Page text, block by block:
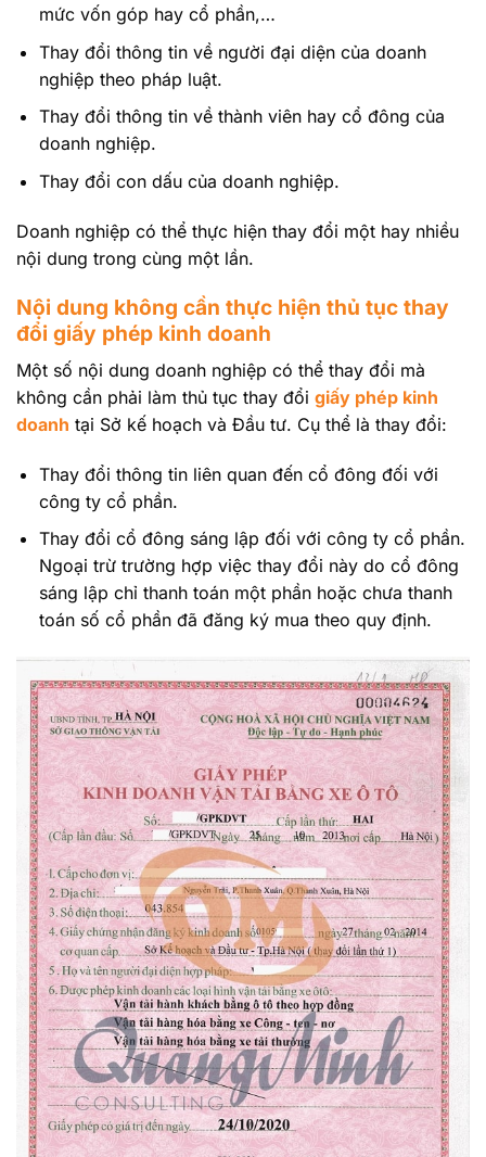
mức vốn góp hay cổ phần,…
Thay đổi thông tin về người đại diện của doanh
nghiệp theo pháp luật.
Thay đổi thông tin về thành viên hay cổ đông của
doanh nghiệp.
Thay đổi con dấu của doanh nghiệp.
Doanh nghiệp có thể thực hiện thay đổi một hay nhiều
nội dung trong cùng một lần.
Nội dung không cần thực hiện thủ tục thay
đổi giấy phép kinh doanh
Một số nội dung doanh nghiệp có thể thay đổi mà
không cần phải làm thủ tục thay đổi giấy phép kinh
doanh tại Sở kế hoạch và Đầu tư. Cụ thể là thay đổi:
Thay đổi thông tin liên quan đến cổ đông đối với
công ty cổ phần.
Thay đổi cổ đông sáng lập đối với công ty cổ phần.
Ngoại trừ trường hợp việc thay đổi này do cổ đông
sáng lập chỉ thanh toán một phần hoặc chưa thanh
toán số cổ phần đã đăng ký mua theo quy định.